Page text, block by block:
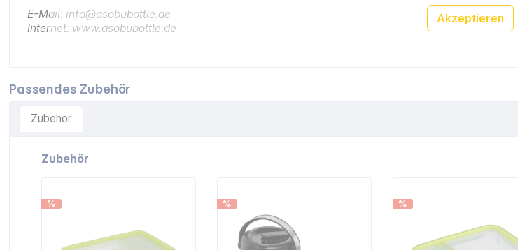
Akzeptieren
E-Mail: info@asobubottle.de
Internet: www.asobubottle.de
Passendes Zubehör
Zubehör
Artikelgalerie überspringen
Zubehör
% % %